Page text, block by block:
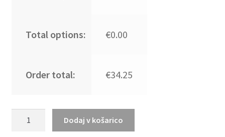
Total options: €0.00
Order total: €34.25
Dodaj v košarico